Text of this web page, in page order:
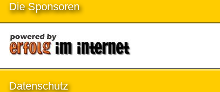
Die Sponsoren
Datenschutz